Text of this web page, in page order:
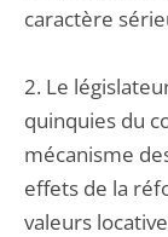
caractère
2. Le
quinquies du
mécanisme
effets de la
valeurs